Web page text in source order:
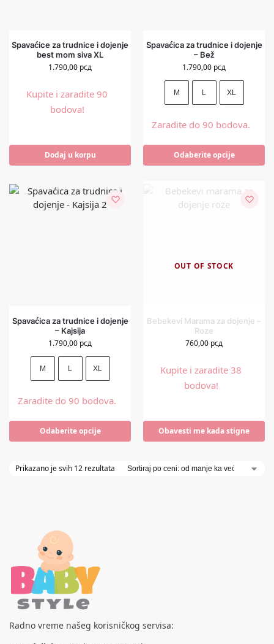
Spavaćice za trudnice i dojenje
best mom siva XL
1.790,00 рсд
Kupite i zaradite 90
bodova!
Dodaj u korpu
Spavaćica za trudnice i dojenje
– Bež
1.790,00 рсд
M L XL
Zaradite do 90 bodova.
Odaberite opcije
Spavaćica za trudnice i dojenje
– Kajsija
1.790,00 рсд
M L XL
Zaradite do 90 bodova.
Odaberite opcije
OUT OF STOCK
Bebekevi Marama za dojenje –
Roze
760,00 рсд
Kupite i zaradite 38
bodova!
Obavesti me kada stigne
Prikazano je svih 12 rezultata
Radno vreme našeg korisničkog servisa: